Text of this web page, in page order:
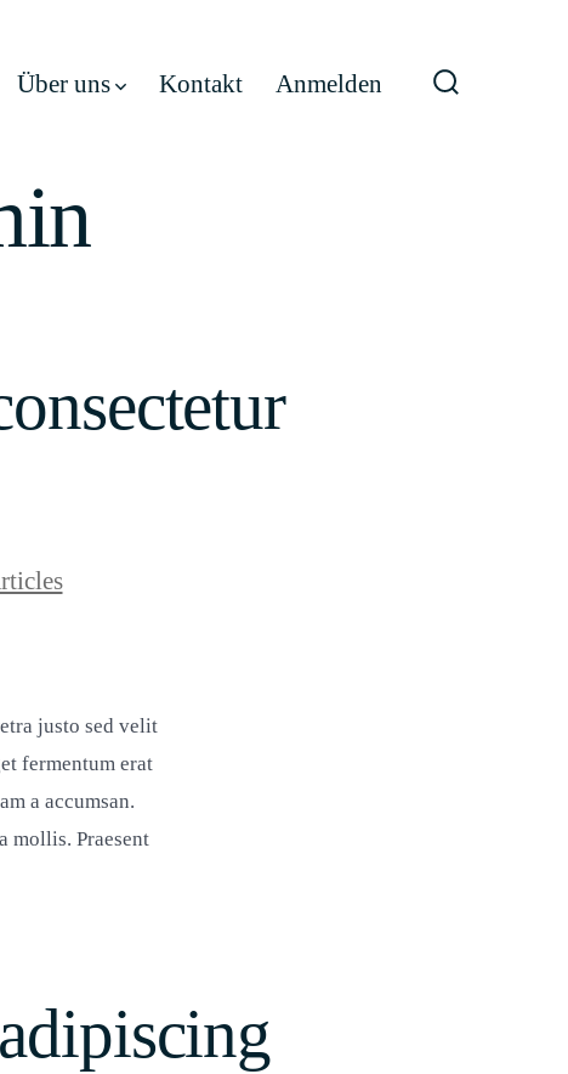
Über uns Kontakt Anmelden
justo sed velit
fermentum erat
a accumsan.
mollis. Praesent